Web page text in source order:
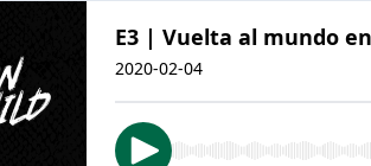
E3 | Vuelta al mundo
2020-02-04